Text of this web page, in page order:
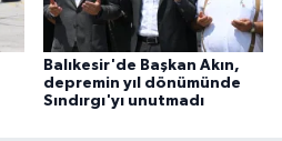
Balıkesir'de Başkan Akın,
depremin yıl dönümünde
Sındırgı'yı unutmadı